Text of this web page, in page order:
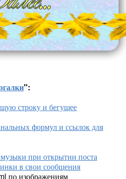
":
строку и бегущее
формул и ссылок для
при открытии поста
в свои сообщения
по изображениям